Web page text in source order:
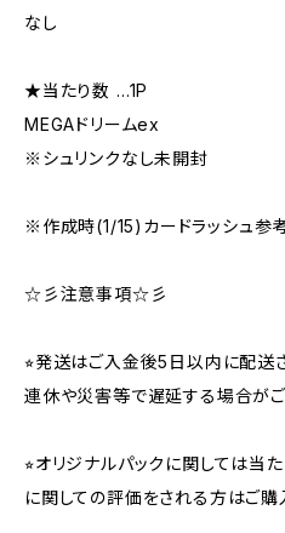
なし
★当たり数 …1P
MEGAドリームex
※シュリンクなし未開封
※作成時(1/15)カードラッシュ参
☆彡注意事項☆彡
⭐︎発送はご入金後5日以内に配送
連休や災害等で遅延する場合がご
⭐︎オリジナルパックに関しては当
に関しての評価をされる方はご購